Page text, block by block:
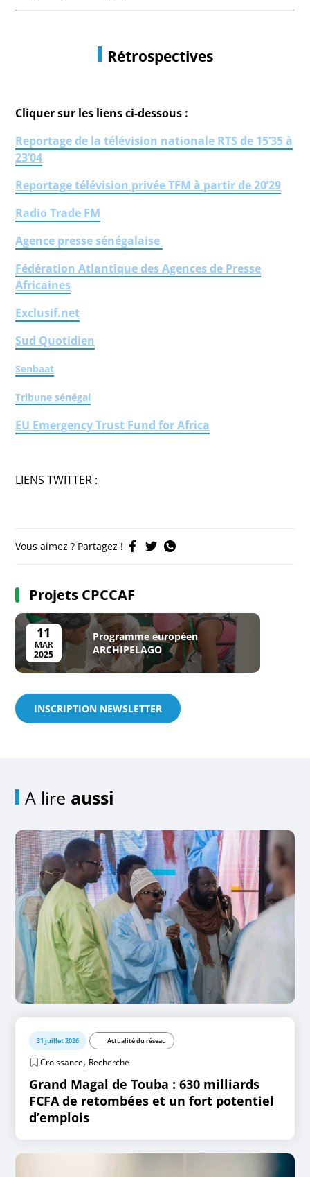
Rétrospectives
Cliquer sur les liens ci-dessous :
Reportage de la télévision nationale RTS de 15’35 à
23’04
Reportage télévision privée TFM à partir de 20’29
Radio Trade FM
Agence presse sénégalaise
Fédération Atlantique des Agences de Presse
Africaines
Exclusif.net
Sud Quotidien
Senbaat
Tribune sénégal
EU Emergency Trust Fund for Africa
LIENS TWITTER :
Vous aimez ? Partagez !
Projets CPCCAF
11
MAR
2025
Programme européen
ARCHIPELAGO
INSCRIPTION NEWSLETTER
A lire aussi
31 juillet 2026 Actualité du réseau
Croissance, Recherche
Grand Magal de Touba : 630 milliards
FCFA de retombées et un fort potentiel
d’emplois